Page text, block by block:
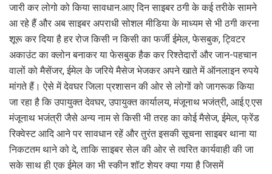
जारी कर लोगो को किया सावधान.आए दिन साइबर ठगी के कई तरीके सामने
आ रहे हैं और अब साइबर अपराधी सोशल मीडिया के माध्यम से भी ठगी करना
शूरू कर दिया है हर रोज किसी न किसी का फर्जी ईमेल, फेसबुक, ट्विटर
अकाउंट का क्लोन बनाकर या फेसबुक हैक कर रिश्तेदारों और जान-पहचान
वालों को मैसेंजर, ईमेल के जरिये मैसेज भेजकर अपने खाते में ऑनलाइन रुपये
मांगते हैं। ऐसे में देवघर जिला प्रशासन की ओर से लोगों को जागरूक किया
जा रहा है कि उपायुक्त देवघर, उपायुक्त कार्यालय, मंजूनाथ भजंत्री, आई.ए.एस
मंजूनाथ भजंत्री जैसे अन्य नाम से किसी भी तरह का कोई मैसेज, ईमेल, फ्रेंड
रिक्वेस्ट आदि आने पर सावधान रहें और तुरंत इसकी सूचना साइबर थाना या
निकटतम थाने को दे, ताकि साइबर सेल की ओर से त्वरित कार्यवाही की जा
सके साथ ही एक ईमेल का भी स्कीन शॉट शेयर क्या गया है जिसमें